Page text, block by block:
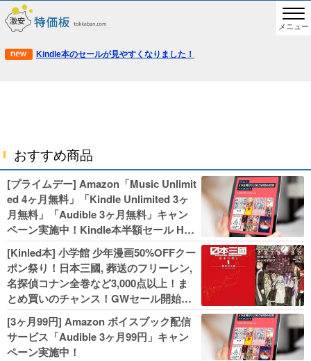
メニュー
Kindle本のセールが見やすくなりました！
おすすめ商品
[プライムデー] Amazon「Music Unlimit
ed 4ヶ月無料」「Kindle Unlimited 3ヶ
月無料」「Audible 3ヶ月無料」キャン
ペーン実施中！Kindle本半額セール HU
NTER×HUNTERなど集英社、無職転生,
幼女戦記などKADOKAWA、キャプテン
翼100円セールも！
[Kinled本] 小学館 少年漫画50%OFFクー
ポン祭り！日本三國, 葬送のフリーレン,
名探偵コナン全巻など3,000点以上！ま
とめ買いのチャンス！GWセール開始！
人気コミック多数 カドカワ祭やIT関連本
がセールに！
[3ヶ月99円] Amazon ボイスブック配信
サービス「Audible 3ヶ月99円」キャン
ペーン実施中！